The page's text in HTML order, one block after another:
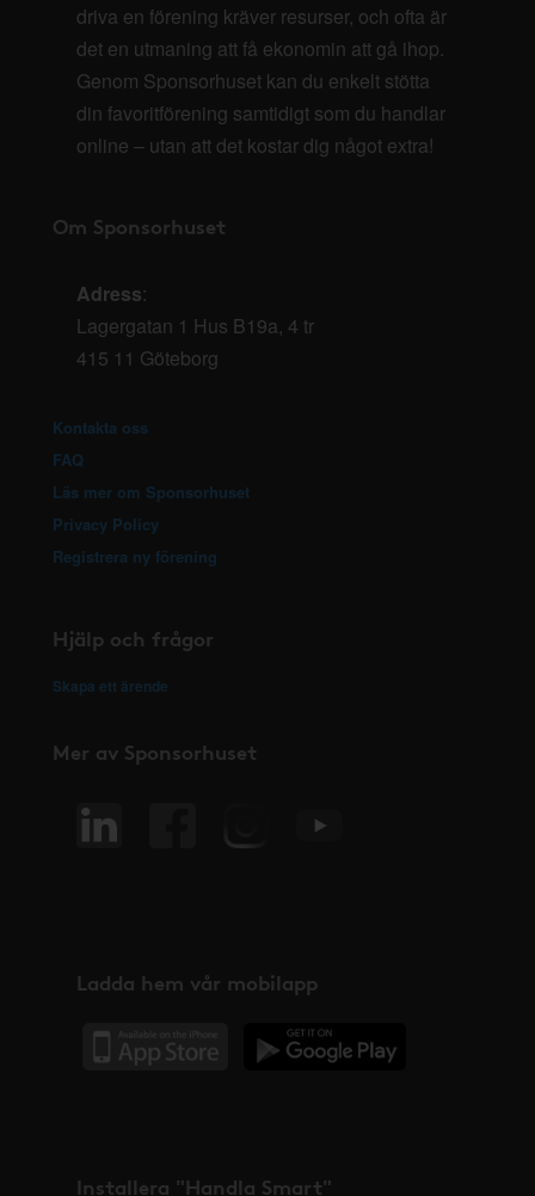
driva en förening kräver resurser, och ofta är
det en utmaning att få ekonomin att gå ihop.
Genom Sponsorhuset kan du enkelt stötta
din favoritförening samtidigt som du handlar
online – utan att det kostar dig något extra!
Om Sponsorhuset
Adress:
Lagergatan 1 Hus B19a, 4 tr
415 11 Göteborg
Kontakta oss
FAQ
Läs mer om Sponsorhuset
Privacy Policy
Registrera ny förening
Hjälp och frågor
Skapa ett ärende
Mer av Sponsorhuset
Ladda hem vår mobilapp
Installera "Handla Smart"